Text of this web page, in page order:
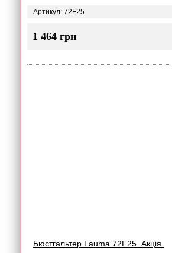
Артикул: 72F25
1 464 грн
Бюстгальтер Lauma 72F25. Акція.